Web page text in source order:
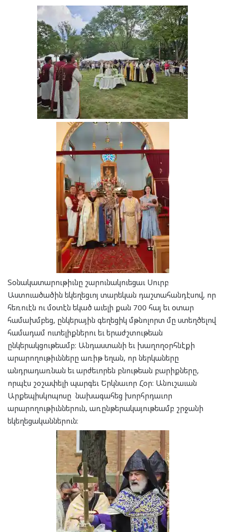
Տօնակատարութիւնը շարունակուեցաւ Սուրբ
Աստուածածին եկեղեցւոյ տարեկան դաշտահանդէսով, որ
հեռուէն ու մօտէն եկած աւելի քան 700 հայ եւ օտար
համախմբեց, ընկերային գեղեցիկ մթնոլորտ մը ստեղծելով
համադամ ուտելիքներու եւ երաժշտութեան
ընկերակցութեամբ։ Անդաստանի եւ խաղողօրհնէքի
արարողութիւնները առիթ եղան, որ ներկաները
անդրադառնան եւ արժեւորեն բնութեան բարիքները,
որպէս շօշափելի պարգեւ Երկնաւոր Հօր։ Անուշաւան
Արքեպիսկոպոսը նախագահեց խորհրդաւոր
արարողութիւններուն, առընթերակայութեամբ շրջանի
եկեղեցականներուն։